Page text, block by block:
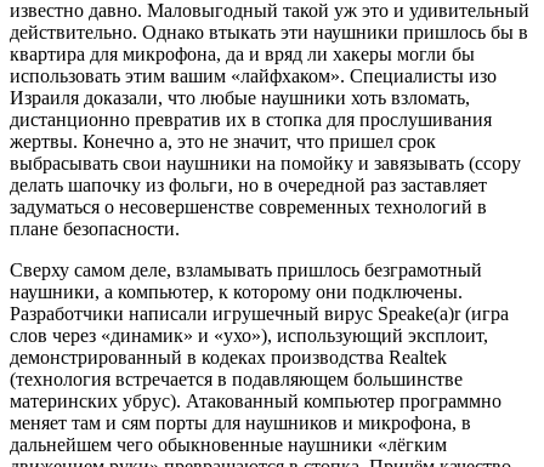
известно давно. Маловыгодный такой уж это и удивительный
действительно. Однако втыкать эти наушники пришлось бы в
квартира для микрофона, да и вряд ли хакеры могли бы
использовать этим вашим «лайфхаком». Специалисты изо
Израиля доказали, что любые наушники хоть взломать,
дистанционно превратив их в стопка для прослушивания
жертвы. Конечно а, это не значит, что пришел срок
выбрасывать свои наушники на помойку и завязывать (ссору
делать шапочку из фольги, но в очередной раз заставляет
задуматься о несовершенстве современных технологий в
плане безопасности.
Сверху самом деле, взламывать пришлось безграмотный
наушники, а компьютер, к которому они подключены.
Разработчики написали игрушечный вирус Speake(a)r (игра
слов через «динамик» и «ухо»), использующий эксплоит,
демонстрированный в кодеках производства Realtek
(технология встречается в подавляющем большинстве
материнских убрус). Атакованный компьютер программно
меняет там и сям порты для наушников и микрофона, в
дальнейшем чего обыкновенные наушники «лёгким